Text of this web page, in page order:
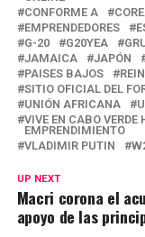
CONFORME A
EMPRENDEDORES
G-20
G20YEA
JAMAICA
JAPÓN
PAISES BAJOS
SITIO OFICIAL DEL
UNIÓN AFRICANA
VIVE EN CABO VERDE
EMPRENDIMIENTO
VLADIMIR PUTIN
UP NEXT
Macri corona el
apoyo de las